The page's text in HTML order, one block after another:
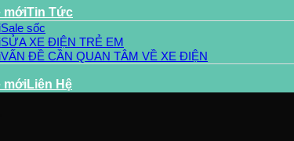
Tin Tức
Sale sốc
SỬA XE ĐIỆN TRẺ EM
VẤN ĐỀ CẦN QUAN TÂM VỀ XE ĐIỆN
Liên Hệ